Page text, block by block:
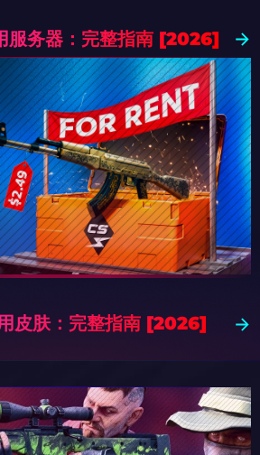
服务器：完整指南 [2026]
皮肤：完整指南 [2026]